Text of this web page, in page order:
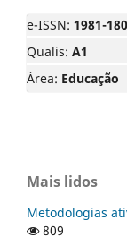
e-ISSN: 1981-
Qualis: A1
Área: Educação
Mais lidos
Metodologias
809